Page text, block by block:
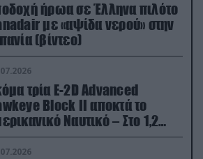
ήρωα σε Έλληνα πιλότο
με «αψίδα νερού» στην
(βίντεο)
τρία E-2D Advanced
Block II αποκτά το
Ναυτικό – Στο 1,2
το κόστος